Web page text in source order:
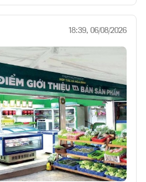
18:39, 06/08/2026